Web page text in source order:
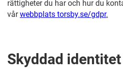
rättigheter du har och hur du
vårwebbplats torsby.se/gdpr.
Skyddad identitet